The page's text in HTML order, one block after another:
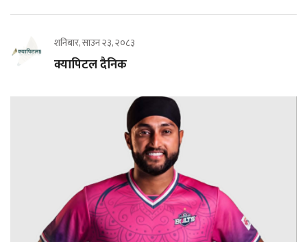
शनिबार, साउन २३, २०८३
क्यापिटल दैनिक